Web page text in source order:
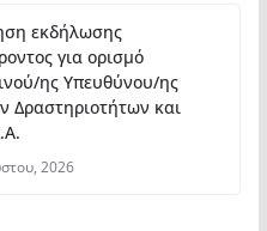
εκδήλωσης
για ορισμό
ης Υπευθύνου/ης
Δραστηριοτήτων και
2026